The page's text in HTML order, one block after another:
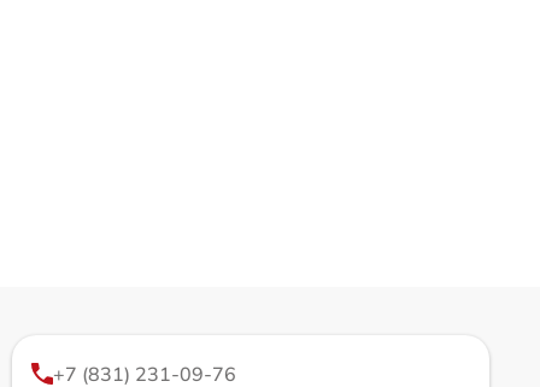
+7 (831) 231-09-76